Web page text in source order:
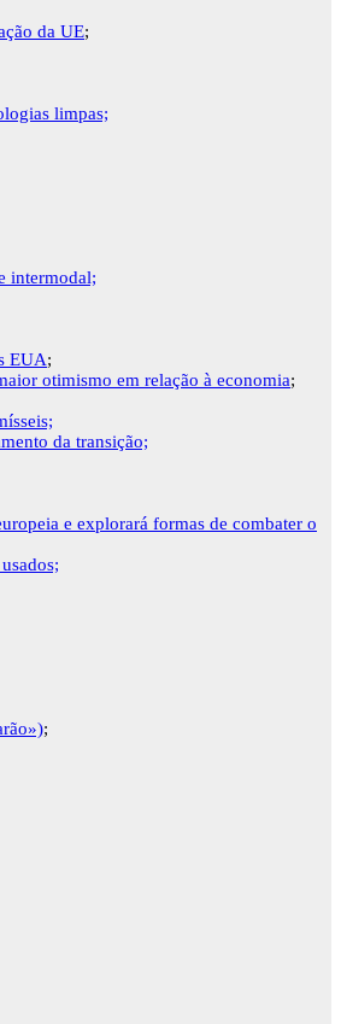
da UE;
limpas;
intermodal;
EUA;
otimismo em relação à economia;
da transição;
e explorará formas de combater o
;